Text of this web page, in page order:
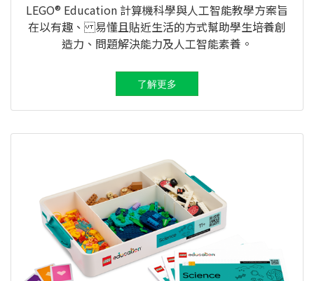
LEGO® Education 計算機科學與人工智能教學方案旨
在以有趣、 易懂且貼近生活的方式幫助學生培養創
造力、問題解決能力及人工智能素養。
了解更多